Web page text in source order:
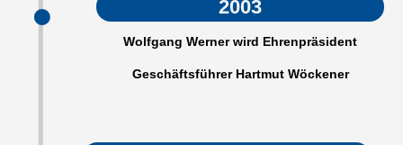
2003
Wolfgang Werner wird Ehrenpräsident
Geschäftsführer Hartmut Wöckener